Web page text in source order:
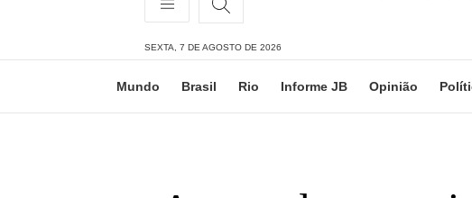
SEXTA, 7 DE AGOSTO DE 2026
Mundo Brasil Rio Informe JB Opinião